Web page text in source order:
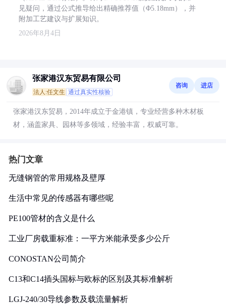
见疑问，通过公式推导给出精确推荐值（Φ5.18mm），并
附加工艺建议与扩展知识。
2026年8月4日
张家港汉东贸易有限公司
法人:任文生 通过真实性核验
咨询 进店
张家港汉东贸易，2014年成立于金港镇，专业经营多种木材板
材，涵盖家具、园林等多领域，经验丰富，权威可靠。
热门文章
无缝钢管的常用规格及壁厚
生活中常见的传感器有哪些呢
PE100管材的含义是什么
工业厂房载重标准：一平方米能承受多少公斤
CONOSTAN公司简介
C13和C14插头国标与欧标的区别及其标准解析
LGJ-240/30导线参数及载流量解析